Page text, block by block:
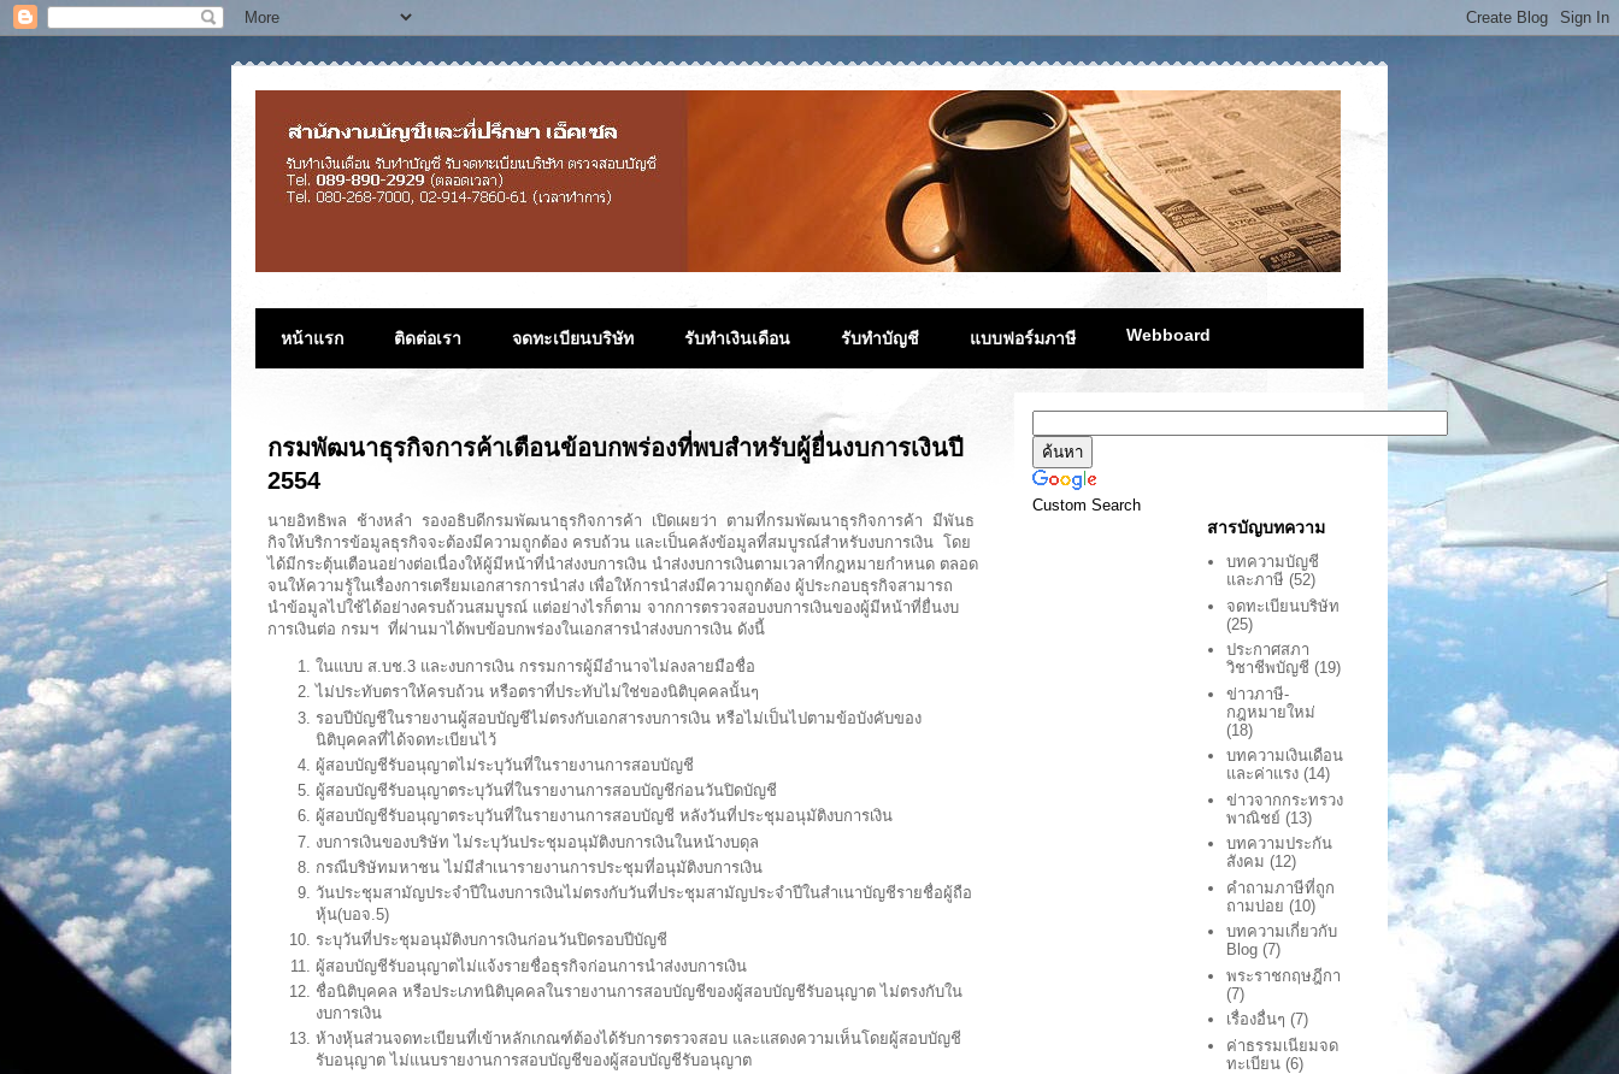
หน้าแรก ติดต่อเรา จดทะเบียนบริษัท รับทำเงินเดือน รับทำบัญชี แบบฟอร์มภาษี Webboard
กรมพัฒนาธุรกิจการค้าเตือนข้อบกพร่องที่พบสำหรับผู้ยื่นงบการเงินปี
2554
นายอิทธิพล ช้างหลำ รองอธิบดีกรมพัฒนาธุรกิจการค้า เปิดเผยว่า ตามที่กรมพัฒนาธุรกิจการค้า มีพันธ
กิจให้บริการข้อมูลธุรกิจจะต้องมีความถูกต้อง ครบถ้วน และเป็นคลังข้อมูลที่สมบูรณ์สำหรับงบการเงิน โดย
ได้มีกระตุ้นเตือนอย่างต่อเนื่องให้ผู้มีหน้าที่นำส่งงบการเงิน นำส่งงบการเงินตามเวลาที่กฎหมายกำหนด ตลอด
จนให้ความรู้ในเรื่องการเตรียมเอกสารการนำส่ง เพื่อให้การนำส่งมีความถูกต้อง ผู้ประกอบธุรกิจสามารถ
นำข้อมูลไปใช้ได้อย่างครบถ้วนสมบูรณ์ แต่อย่างไรก็ตาม จากการตรวจสอบงบการเงินของผู้มีหน้าที่ยื่นงบ
การเงินต่อ กรมฯ ที่ผ่านมาได้พบข้อบกพร่องในเอกสารนำส่งงบการเงิน ดังนี้
ในแบบ ส.บช.3 และงบการเงิน กรรมการผู้มีอำนาจไม่ลงลายมือชื่อ
ไม่ประทับตราให้ครบถ้วน หรือตราที่ประทับไม่ใช่ของนิติบุคคลนั้นๆ
รอบปีบัญชีในรายงานผู้สอบบัญชีไม่ตรงกับเอกสารงบการเงิน หรือไม่เป็นไปตามข้อบังคับของ
นิติบุคคลที่ได้จดทะเบียนไว้
ผู้สอบบัญชีรับอนุญาตไม่ระบุวันที่ในรายงานการสอบบัญชี
ผู้สอบบัญชีรับอนุญาตระบุวันที่ในรายงานการสอบบัญชีก่อนวันปิดบัญชี
ผู้สอบบัญชีรับอนุญาตระบุวันที่ในรายงานการสอบบัญชี หลังวันที่ประชุมอนุมัติงบการเงิน
งบการเงินของบริษัท ไม่ระบุวันประชุมอนุมัติงบการเงินในหน้างบดุล
กรณีบริษัทมหาชน ไม่มีสำเนารายงานการประชุมที่อนุมัติงบการเงิน
วันประชุมสามัญประจำปีในงบการเงินไม่ตรงกับวันที่ประชุมสามัญประจำปีในสำเนาบัญชีรายชื่อผู้ถือ
หุ้น(บอจ.5)
ระบุวันที่ประชุมอนุมัติงบการเงินก่อนวันปิดรอบปีบัญชี
ผู้สอบบัญชีรับอนุญาตไม่แจ้งรายชื่อธุรกิจก่อนการนำส่งงบการเงิน
ชื่อนิติบุคคล หรือประเภทนิติบุคคลในรายงานการสอบบัญชีของผู้สอบบัญชีรับอนุญาต ไม่ตรงกับใน
งบการเงิน
ห้างหุ้นส่วนจดทะเบียนที่เข้าหลักเกณฑ์ต้องได้รับการตรวจสอบ และแสดงความเห็นโดยผู้สอบบัญชี
รับอนุญาต ไม่แนบรายงานการสอบบัญชีของผู้สอบบัญชีรับอนุญาต
Custom Search
สารบัญบทความ
บทความบัญชี
และภาษี (52)
จดทะเบียนบริษัท
(25)
ประกาศสภา
วิชาชีพบัญชี (19)
ข่าวภาษี-
กฎหมายใหม่
(18)
บทความเงินเดือน
และค่าแรง (14)
ข่าวจากกระทรวง
พาณิชย์ (13)
บทความประกัน
สังคม (12)
คำถามภาษีที่ถูก
ถามบ่อย (10)
บทความเกี่ยวกับ
Blog (7)
พระราชกฤษฎีกา
(7)
เรื่องอื่นๆ (7)
ค่าธรรมเนียมจด
ทะเบียน (6)